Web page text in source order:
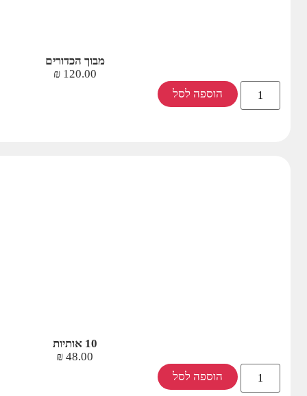
מבוך הכדורים
120.00
₪
הוספה לסל
10 אותיות
48.00
₪
הוספה לסל